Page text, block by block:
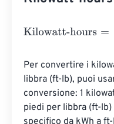
Kilowatt-hours
Per convertire i
libbra (ft-lb), puoi
conversione: 1
piedi per libbra (ft-